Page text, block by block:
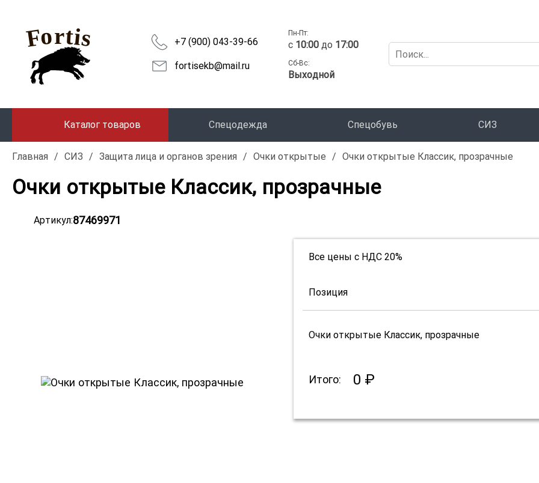
+7 (900) 043-39-66
fortisekb@mail.ru
Пн-Пт:
c 10:00 до 17:00
Сб-Вс:
Выходной
Каталог товаров Спецодежда Спецобувь СИЗ
Главная / СИЗ / Защита лица и органов зрения / Очки открытые / Очки открытые Классик, прозрачные
Очки открытые Классик, прозрачные
Артикул:87469971
Все цены с НДС 20%
Позиция
Очки открытые Классик, прозрачные
Итого: 0 ₽